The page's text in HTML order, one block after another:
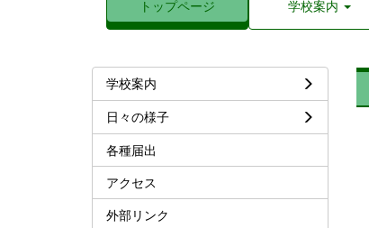
トップページ 学校案内
学校案内
日々の様子
各種届出
アクセス
外部リンク